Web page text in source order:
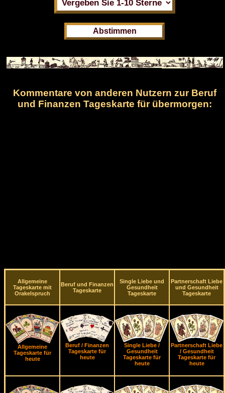
Kommentare von anderen Nutzern zur Beruf
und Finanzen Tageskarte für übermorgen:
Allgemeine
Tageskarte mit
Orakelspruch
Beruf und Finanzen
Tageskarte
Single Liebe und
Gesundheit
Tageskarte
Partnerschaft Liebe
und Gesundheit
Tageskarte
Allgemeine
Tageskarte für
heute
Beruf / Finanzen
Tageskarte für
heute
Single Liebe /
Gesundheit
Tageskarte für
heute
Partnerschaft Liebe
/ Gesundheit
Tageskarte für
heute